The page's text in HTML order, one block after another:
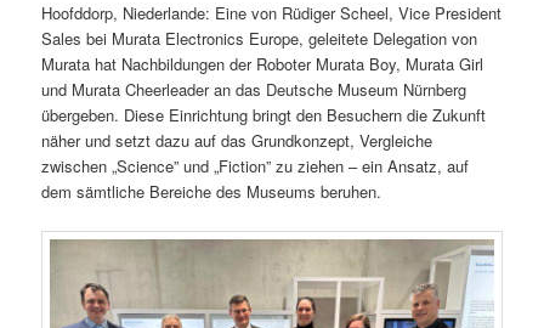
Hoofddorp, Niederlande: Eine von Rüdiger Scheel, Vice President
Sales bei Murata Electronics Europe, geleitete Delegation von
Murata hat Nachbildungen der Roboter Murata Boy, Murata Girl
und Murata Cheerleader an das Deutsche Museum Nürnberg
übergeben. Diese Einrichtung bringt den Besuchern die Zukunft
näher und setzt dazu auf das Grundkonzept, Vergleiche
zwischen „Science” und „Fiction” zu ziehen – ein Ansatz, auf
dem sämtliche Bereiche des Museums beruhen.